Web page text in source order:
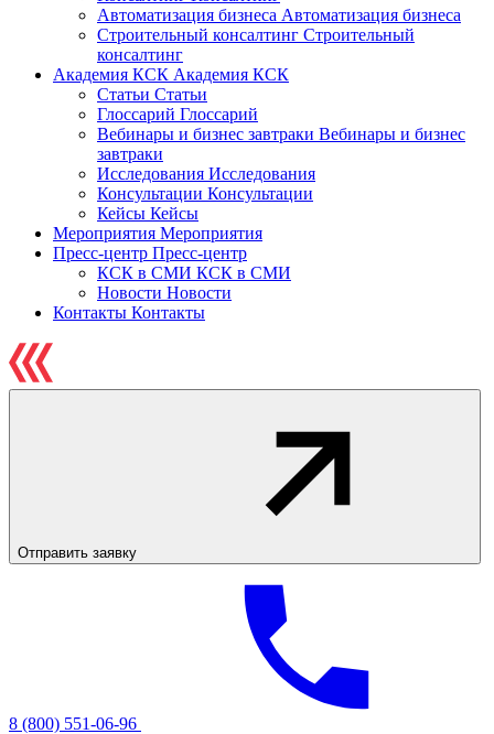
Автоматизация бизнеса Автоматизация бизнеса
Строительный консалтинг Строительный
консалтинг
Академия КСК Академия КСК
Статьи Статьи
Глоссарий Глоссарий
Вебинары и бизнес завтраки Вебинары и бизнес
завтраки
Исследования Исследования
Консультации Консультации
Кейсы Кейсы
Мероприятия Мероприятия
Пресс-центр Пресс-центр
КСК в СМИ КСК в СМИ
Новости Новости
Контакты Контакты
Отправить заявку
8 (800) 551-06-96